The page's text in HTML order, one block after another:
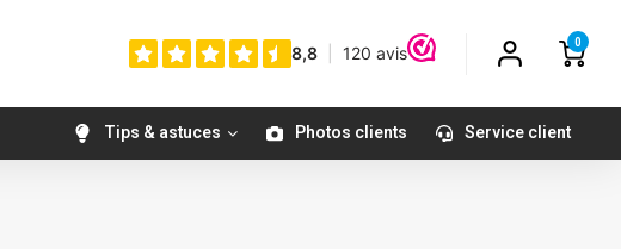
0
Tips & astuces Photos clients Service client